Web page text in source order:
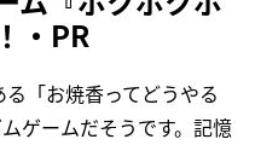
・PR
「お焼香ってどうやる
ゲームだそうです。記憶